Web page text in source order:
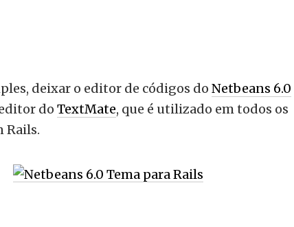
deixar o editor de códigos do Netbeans 6.0
do TextMate, que é utilizado em todos os
Rails.